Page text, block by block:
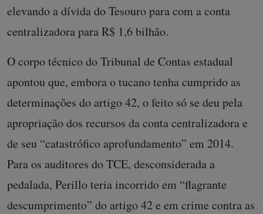
elevando a dívida do Tesouro para com a conta
centralizadora para R$ 1,6 bilhão.
O corpo técnico do Tribunal de Contas estadual
apontou que, embora o tucano tenha cumprido as
determinações do artigo 42, o feito só se deu pela
apropriação dos recursos da conta centralizadora e
de seu “catastrófico aprofundamento” em 2014.
Para os auditores do TCE, desconsiderada a
pedalada, Perillo teria incorrido em “flagrante
descumprimento” do artigo 42 e em crime contra as